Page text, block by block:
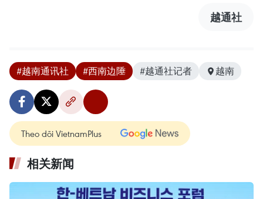
越通社
#越南通讯社 #西南边陲 #越通社记者 越南
Theo dõi VietnamPlus
相关新闻